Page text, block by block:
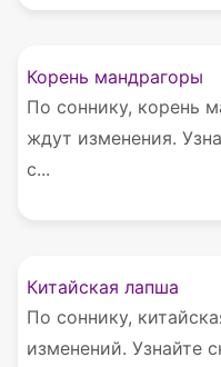
Корень мандрагоры
По соннику, корень
ждут изменения.
с...
Китайская лапша
По соннику,
изменений. Узнайте